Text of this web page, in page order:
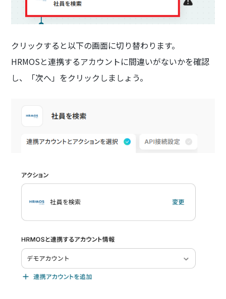
クリックすると以下の画面に切り替わります。
HRMOSと連携するアカウントに間違いがないかを確認
し、「次へ」をクリックしましょう。